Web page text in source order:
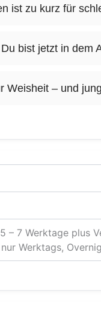
ist zu kurz für
bist jetzt in dem
Weisheit – und
– 7 Werktage plus
Werktags,